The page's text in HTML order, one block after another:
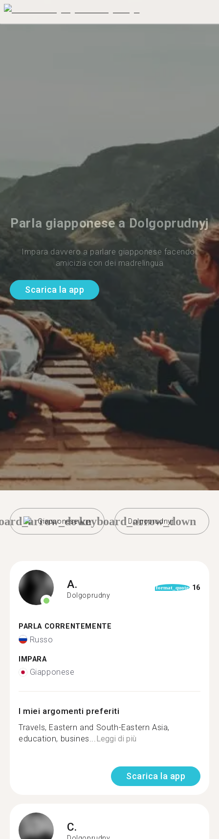
Parla giapponese a Dolgoprudnyj
Impara davvero a parlare giapponese facendo
amicizia con dei madrelingua
Scarica la app
Giapponese Dolgoprudnyj
keyboard_arrow_down
A.
Dolgoprudny
format_quote 16
PARLA CORRENTEMENTE
Russo
IMPARA
Giapponese
I miei argomenti preferiti
Travels, Eastern and South-Eastern Asia,
education, busines...Leggi di più
Scarica la app
C.